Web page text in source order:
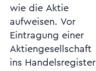
wie die Aktie
aufweisen. Vor
Eintragung einer
Aktiengesellschaft
ins Handelsregister
gegründet. Siehe